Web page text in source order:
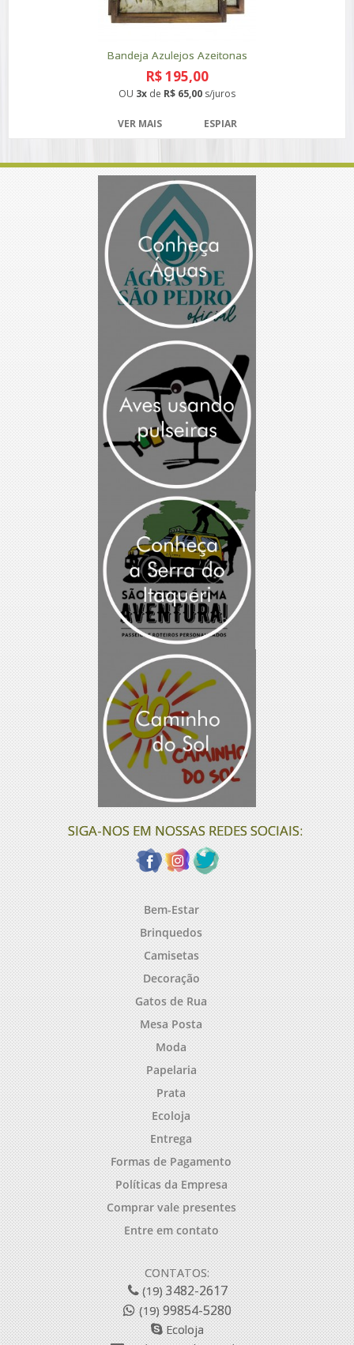
Bandeja Azulejos Azeitonas
R$ 195,00
OU 3x de R$ 65,00 s/juros
VER MAIS ESPIAR
SIGA-NOS EM NOSSAS REDES SOCIAIS:
Bem-Estar
Brinquedos
Camisetas
Decoração
Gatos de Rua
Mesa Posta
Moda
Papelaria
Prata
Ecoloja
Entrega
Formas de Pagamento
Políticas da Empresa
Comprar vale presentes
Entre em contato
CONTATOS:
(19)3482-2617
(19)99854-5280
Ecoloja